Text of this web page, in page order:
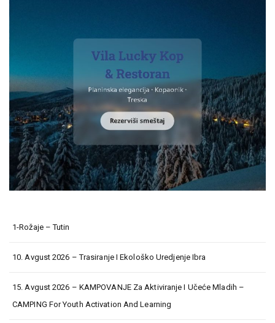
1-Rožaje – Tutin
10. Avgust 2026 – Trasiranje I Ekološko Uredjenje Ibra
15. Avgust 2026 – KAMPOVANJE Za Aktiviranje I Učeće Mladih –
CAMPING For Youth Activation And Learning